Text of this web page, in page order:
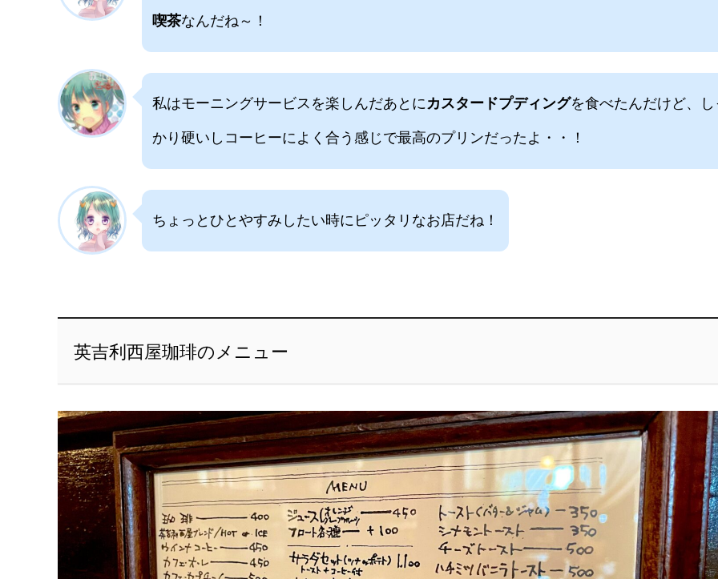
喫茶なんだね～！
私はモーニングサービスを楽しんだあとに カスタードプディングを食べたんだけど、し
かり硬いしコーヒーによく合う感じで最高のプリンだったよ・・！
ちょっとひとやすみしたい時にピッタリなお店だね！
英吉利西屋珈琲のメニュー